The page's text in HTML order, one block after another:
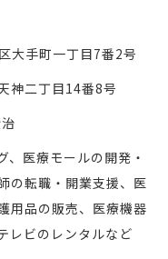
手町一丁目7番2号
丁目14番8号
医療モールの開発・
の転職・開業支援、医
用品の販売、医療機器
レビのレンタルなど